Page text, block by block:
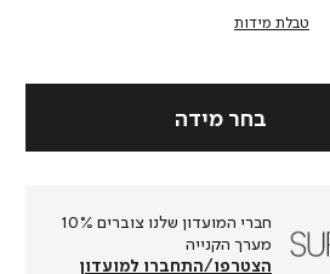
טבלת מידות
חברי המועדון שלנו צוברים 10%
מערך הקנייה
הצטרפו/התחברו למועדון